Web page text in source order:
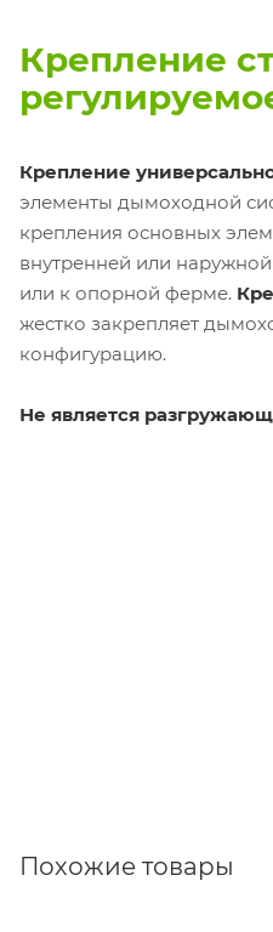
Крепление
Крепление
элементы дымоходной
крепления основных
внутренней или
или к опорной ферме.
жестко закрепляет
конфигурацию.
Не является
Похожие товары